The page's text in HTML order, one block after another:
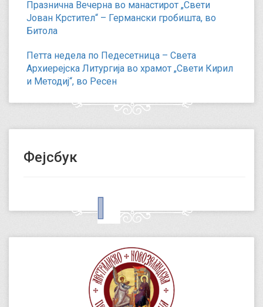
Празнична Вечерна во манастирот „Свети
Јован Крстител“ – Германски гробишта, во
Битола
Петта недела по Педесетница – Света
Архиерејска Литургија во храмот „Свети Кирил
и Методиј“, во Ресен
Фејсбук